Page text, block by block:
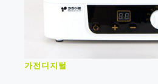
가전디지털